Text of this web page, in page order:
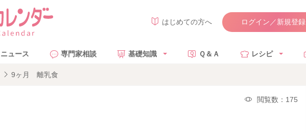
はじめての方へ ログイン／新規登録
ニュース 専門家相談 基礎知識 Ｑ＆Ａ レシピ
9ヶ月 離乳食
閲覧数：175